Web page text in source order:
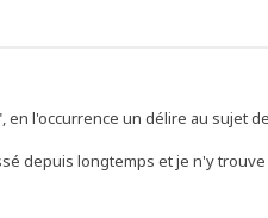
l'occurrence un délire au sujet
depuis longtemps et je n'y